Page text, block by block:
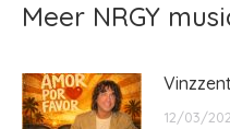
Meer NRGY
12/03/